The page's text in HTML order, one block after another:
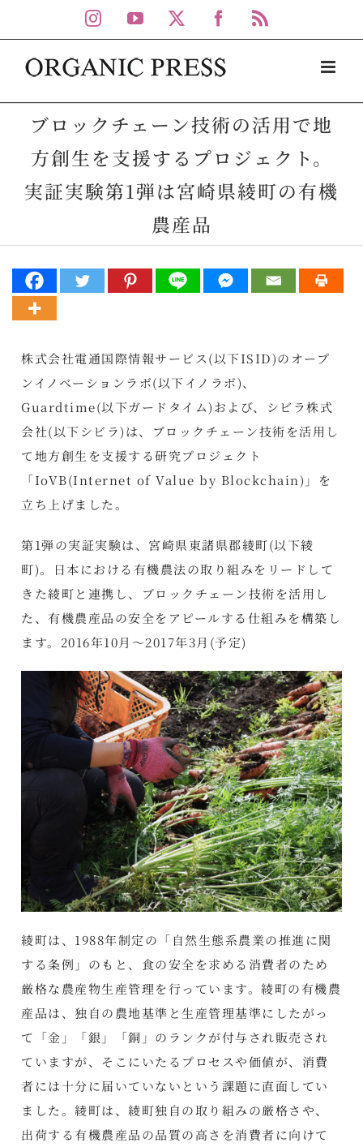
to
content
Instagram
YouTube Facebook
ブロックチェーン技術の活用で地
方創生を支援するプロジェクト。
実証実験第1弾は宮崎県綾町の有機
農産品
株式会社電通国際情報サービス(以下ISID)のオープ
ンイノベーションラボ(以下イノラボ)、
Guardtime(以下ガードタイム)および、シビラ株式
会社(以下シビラ)は、ブロックチェーン技術を活用し
て地方創生を支援する研究プロジェクト
「IoVB(Internet of Value by Blockchain)」を
立ち上げました。
第1弾の実証実験は、宮崎県東諸県郡綾町(以下綾
町)。日本における有機農法の取り組みをリードして
きた綾町と連携し、ブロックチェーン技術を活用し
た、有機農産品の安全をアピールする仕組みを構築し
ます。2016年10月～2017年3月(予定)
綾町は、1988年制定の「自然生態系農業の推進に関
する条例」のもと、食の安全を求める消費者のため
厳格な農産物生産管理を行っています。綾町の有機農
産品は、独自の農地基準と生産管理基準にしたがっ
て「金」「銀」「銅」のランクが付与され販売され
ていますが、そこにいたるプロセスや価値が、消費
者には十分に届いていないという課題に直面してい
ました。綾町は、綾町独自の取り組みの厳格さや、
出荷する有機農産品の品質の高さを消費者に向けて